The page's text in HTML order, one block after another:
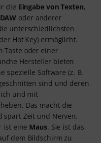
die Eingabe von Texten,
oder anderer
unterschiedlichsten
Hot Key) ermöglicht.
Taste oder einer
Hersteller bieten
spezielle Software (z. B.
sind und deren
und mit
Das macht die
spart Zeit und Nerven.
ist eine Maus. Sie ist das
dem Bildschirm zu